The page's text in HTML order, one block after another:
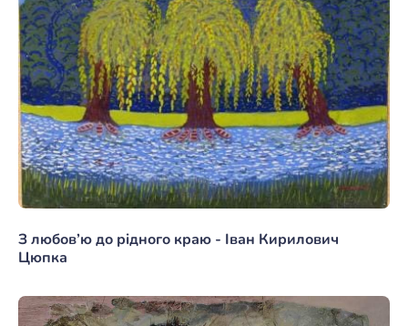
З любов’ю до рідного краю - Іван Кирилович
Цюпка